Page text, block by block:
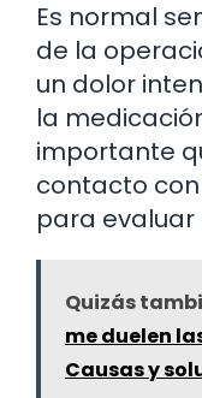
Es normal
de la
un dolor
la
importante
contacto
para evaluar
Quizás
me duelen
Causas y